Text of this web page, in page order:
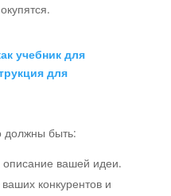
учебник для
для
должны быть:
описание вашей идеи.
конкурентов и